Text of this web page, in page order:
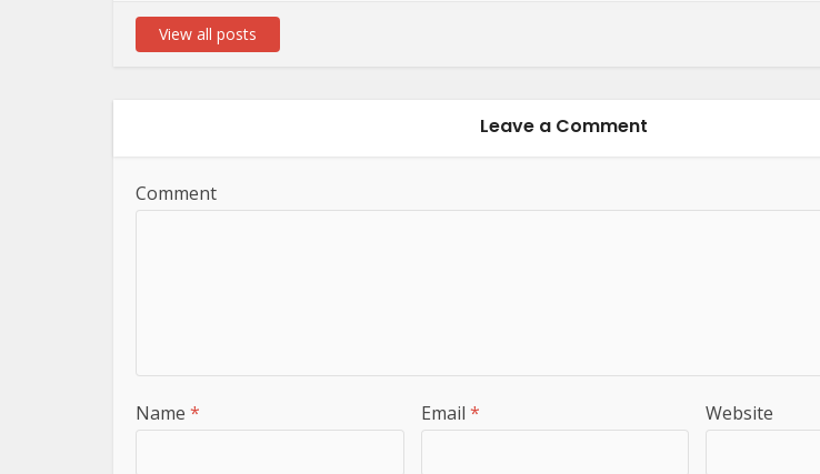
View all posts
Leave a Comment
Comment
Name * Email * Website